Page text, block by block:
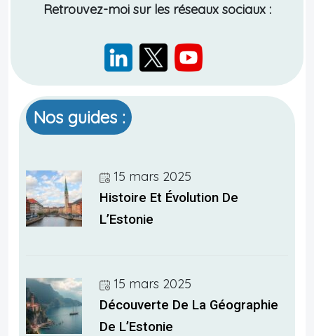
Retrouvez-moi sur les réseaux sociaux :
Nos guides :
15 mars 2025
Histoire Et Évolution De
L’Estonie
15 mars 2025
Découverte De La Géographie
De L’Estonie